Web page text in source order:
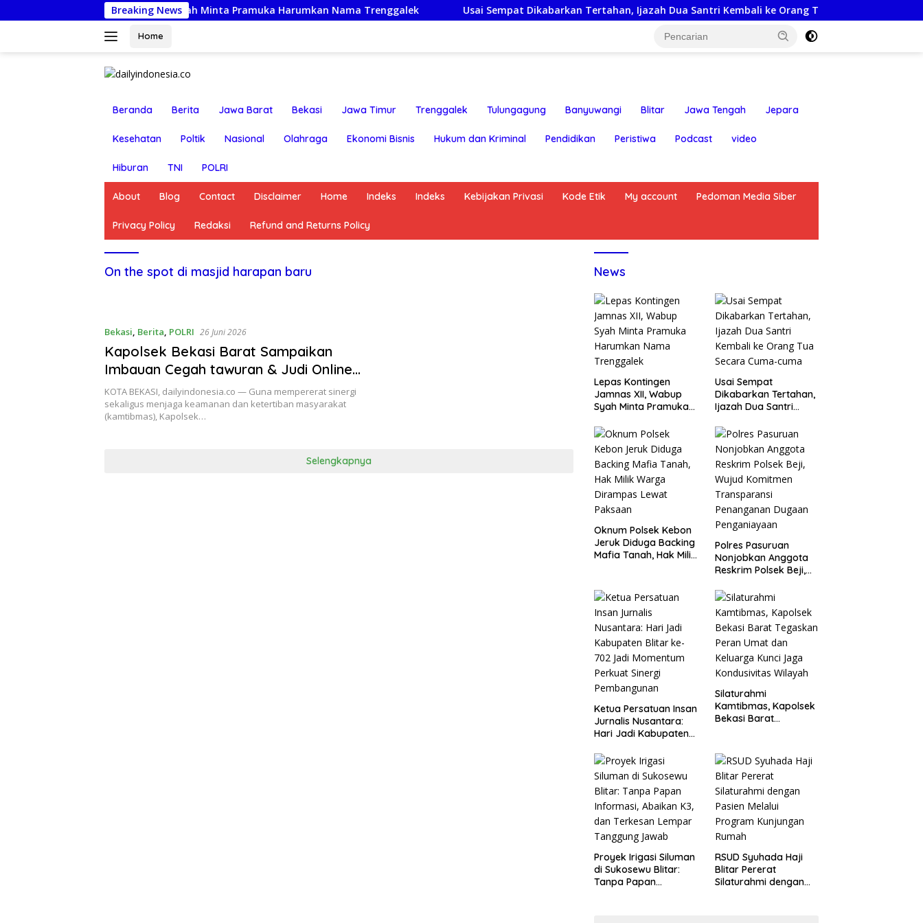
ke
Breaking News
Jamnas XII, Wabup Syah Minta Pramuka Harumkan Nama Trenggalek Usai Sempat Dikabarkan Tertahan, Ijazah Dua Santri Kembali ke Orang Tua Secara Cuma-cuma
Home
Beranda Berita Jawa Barat Bekasi Jawa Timur Trenggalek Tulungagung Banyuwangi Blitar Jawa Tengah Jepara
Kesehatan Poltik Nasional Olahraga Ekonomi Bisnis Hukum dan Kriminal Pendidikan Peristiwa Podcast video
Hiburan TNI POLRI
About Blog Contact Disclaimer Home Indeks Indeks Kebijakan Privasi Kode Etik My account Pedoman Media Siber
Privacy Policy Redaksi Refund and Returns Policy
On the spot di masjid harapan baru
Bekasi, Berita, POLRI 26 Juni 2026
Kapolsek Bekasi Barat Sampaikan
Imbauan Cegah tawuran & Judi Online
Usai Sholat Jumat di Harapan Baru
KOTA BEKASI, dailyindonesia.co — Guna mempererat sinergi
sekaligus menjaga keamanan dan ketertiban masyarakat
(kamtibmas), Kapolsek…
Selengkapnya
News
Lepas Kontingen
Jamnas XII, Wabup
Syah Minta Pramuka
Trenggalek
Usai Sempat
Dikabarkan Tertahan,
Ijazah Dua Santri
Secara Cuma-cuma
Oknum Polsek Kebon
Jeruk Diduga Backing
Mafia Tanah, Hak Milik
Polres Pasuruan
Nonjobkan Anggota
Reskrim Polsek Beji,
Transparansi
Penanganan Dugaan
Penganiayaan
Ketua Persatuan Insan
Jurnalis Nusantara:
Hari Jadi Kabupaten
Momentum Perkuat
Sinergi Pembangunan
Silaturahmi
Kamtibmas, Kapolsek
Bekasi Barat
Jaga Kondusivitas
Wilayah
Proyek Irigasi Siluman
di Sukosewu Blitar:
Tanpa Papan
RSUD Syuhada Haji
Blitar Pererat
Silaturahmi dengan